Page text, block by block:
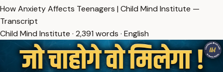
How Anxiety Affects Teenagers | Child Mind Institute —
Transcript
Child Mind Institute · 2,391 words · English